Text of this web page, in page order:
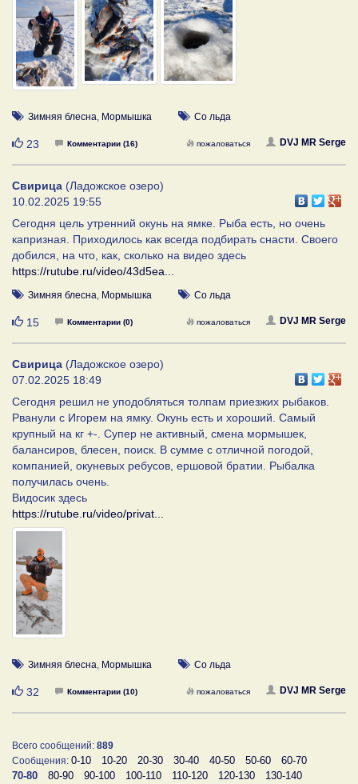
Зимняя блесна, Мормышка Со льда
Нравится
23 Комментарии (16) DVJ MR Serge
пожаловаться
Свирица (Ладожское озеро)
10.02.2025 19:55
Сегодня цель утренний окунь на ямке. Рыба есть, но очень
капризная. Приходилось как всегда подбирать снасти. Своего
добился, на что, как, сколько на видео здесь
https://rutube.ru/video/43d5ea...
Зимняя блесна, Мормышка Со льда
Нравится
15 Комментарии (0) DVJ MR Serge
пожаловаться
Свирица (Ладожское озеро)
07.02.2025 18:49
Сегодня решил не уподобляться толпам приезжих рыбаков.
Рванули с Игорем на ямку. Окунь есть и хороший. Самый
крупный на кг +-. Супер не активный, смена мормышек,
балансиров, блесен, поиск. В сумме с отличной погодой,
компанией, окуневых ребусов, ершовой братии. Рыбалка
получилась очень.
Видосик здесь
https://rutube.ru/video/privat...
Зимняя блесна, Мормышка Со льда
Нравится
32 Комментарии (10) DVJ MR Serge
пожаловаться
Всего сообщений: 889
Сообщения: 0-10 10-20 20-30 30-40 40-50 50-60
60-70
70-80
80-90 90-100 100-110 110-120 120-130
130-140